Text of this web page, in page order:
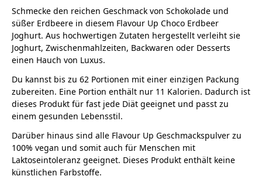
Schmecke den reichen Geschmack von Schokolade und
süßer Erdbeere in diesem Flavour Up Choco Erdbeer
Joghurt. Aus hochwertigen Zutaten hergestellt verleiht sie
Joghurt, Zwischenmahlzeiten, Backwaren oder Desserts
einen Hauch von Luxus.
Du kannst bis zu 62 Portionen mit einer einzigen Packung
zubereiten. Eine Portion enthält nur 11 Kalorien. Dadurch ist
dieses Produkt für fast jede Diät geeignet und passt zu
einem gesunden Lebensstil.
Darüber hinaus sind alle Flavour Up Geschmackspulver zu
100% vegan und somit auch für Menschen mit
Laktoseintoleranz geeignet. Dieses Produkt enthält keine
künstlichen Farbstoffe.